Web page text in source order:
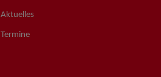
Aktuelles
Termine